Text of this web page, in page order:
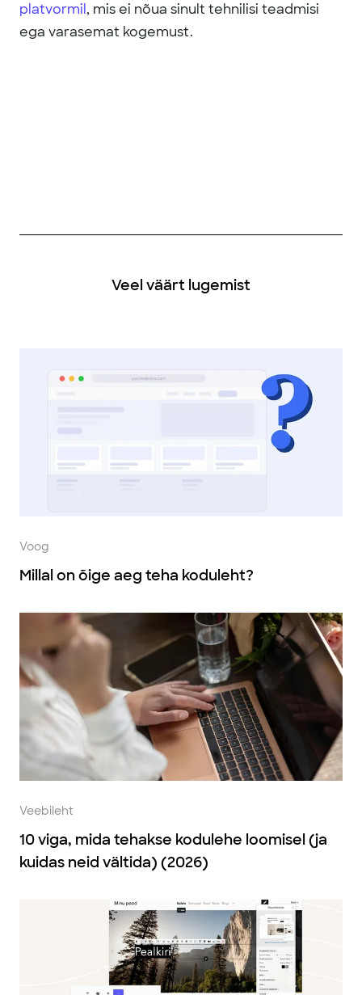
platvormil , mis ei nõua sinult tehnilisi teadmisi
ega varasemat kogemust.
Veel väärt lugemist
Voog
Millal on õige aeg teha koduleht?
Veebileht
10 viga, mida tehakse kodulehe loomisel (ja
kuidas neid vältida) (2026)